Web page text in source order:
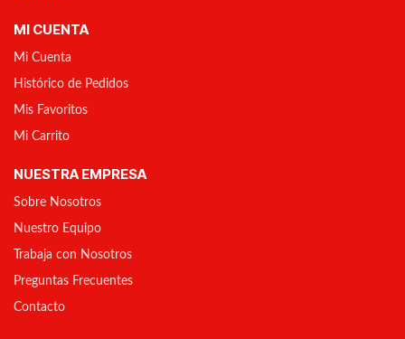
MI CUENTA
Mi Cuenta
Histórico de Pedidos
Mis Favoritos
Mi Carrito
NUESTRA EMPRESA
Sobre Nosotros
Nuestro Equipo
Trabaja con Nosotros
Preguntas Frecuentes
Contacto